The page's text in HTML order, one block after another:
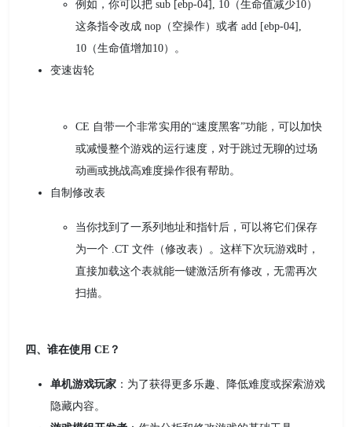
例如，你可以把 sub [ebp-04], 10（生命值减少10）
这条指令改成 nop（空操作）或者 add [ebp-04],
10（生命值增加10）。
变速齿轮
CE 自带一个非常实用的“速度黑客”功能，可以加快
或减慢整个游戏的运行速度，对于跳过无聊的过场
动画或挑战高难度操作很有帮助。
自制修改表
当你找到了一系列地址和指针后，可以将它们保存
为一个 .CT 文件（修改表）。这样下次玩游戏时，
直接加载这个表就能一键激活所有修改，无需再次
扫描。
四、谁在使用 CE？
单机游戏玩家 ：为了获得更多乐趣、降低难度或探索游戏
隐藏内容。